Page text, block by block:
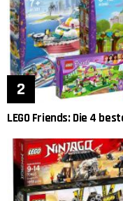
LEGO Friends: Die 4